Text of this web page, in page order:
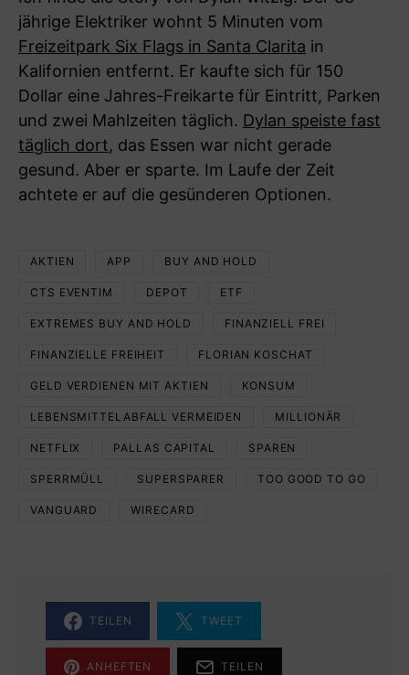
jährige Elektriker wohnt 5 Minuten vom
Freizeitpark Six Flags in Santa Clarita in
Kalifornien entfernt. Er kaufte sich für 150
Dollar eine Jahres-Freikarte für Eintritt, Parken
und zwei Mahlzeiten täglich. Dylan speiste fast
täglich dort, das Essen war nicht gerade
gesund. Aber er sparte. Im Laufe der Zeit
achtete er auf die gesünderen Optionen.
AKTIEN APP BUY AND HOLD
CTS EVENTIM DEPOT ETF
EXTREMES BUY AND HOLD FINANZIELL FREI
FINANZIELLE FREIHEIT FLORIAN KOSCHAT
GELD VERDIENEN MIT AKTIEN KONSUM
LEBENSMITTELABFALL VERMEIDEN MILLIONÄR
NETFLIX PALLAS CAPITAL SPAREN
SPERRMÜLL SUPERSPARER TOO GOOD TO GO
VANGUARD WIRECARD
TEILEN TWEET
ANHEFTEN TEILEN